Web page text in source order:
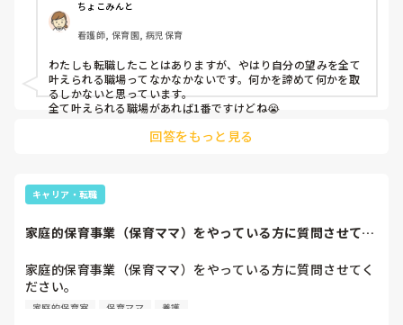
ちょこみんと
看護師, 保育園, 病児保育
わたしも転職したことはありますが、やはり自分の望みを全て
叶えられる職場ってなかなかないです。何かを諦めて何かを取
るしかないと思っています。
全て叶えられる職場があれば1番ですけどね😭
回答をもっと見る
キャリア・転職
家庭的保育事業（保育ママ）をやっている方に質問させてく
家庭的保育事業（保育ママ）をやっている方に質問させてく
ださい。
私は保育園で3年、児童養護施設で5年保育士をしている30
家庭的保育室 保育ママ 養護